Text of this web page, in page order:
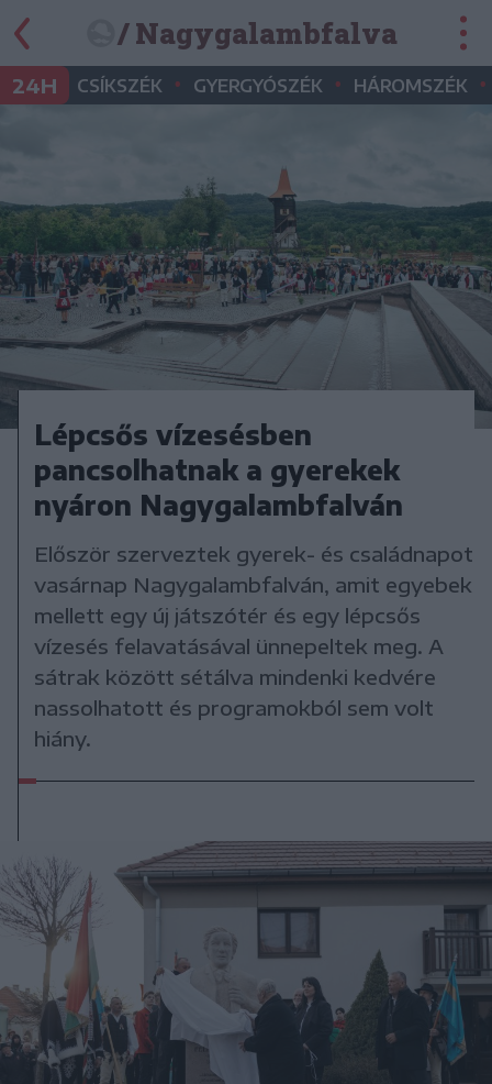
/ Nagygalambfalva
24H CSÍKSZÉK • GYERGYÓSZÉK • HÁROMSZÉK •
Lépcsős vízesésben
pancsolhatnak a gyerekek
nyáron Nagygalambfalván
Először szerveztek gyerek- és családnapot
vasárnap Nagygalambfalván, amit egyebek
mellett egy új játszótér és egy lépcsős
vízesés felavatásával ünnepeltek meg. A
sátrak között sétálva mindenki kedvére
nassolhatott és programokból sem volt
hiány.